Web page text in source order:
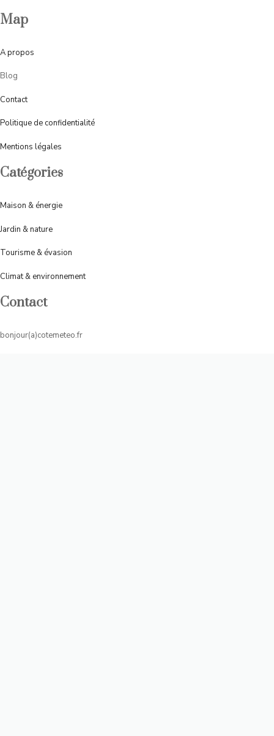
Map
Apropos
Blog
Contact
Politique de confidentialité
Mentions légales
Catégories
Maison & énergie
Jardin & nature
Tourisme & évasion
Climat & environnement
Contact
bonjour(a)cotemeteo.fr